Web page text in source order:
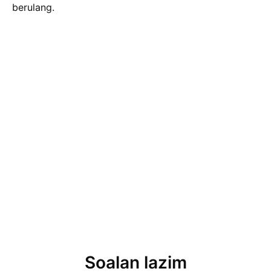
berulang.
Soalan lazim